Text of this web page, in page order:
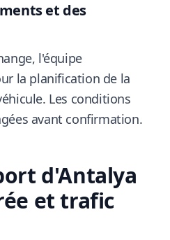
et des
l'équipe
la planification de la
Les conditions
avant confirmation.
d'Antalya
et trafic